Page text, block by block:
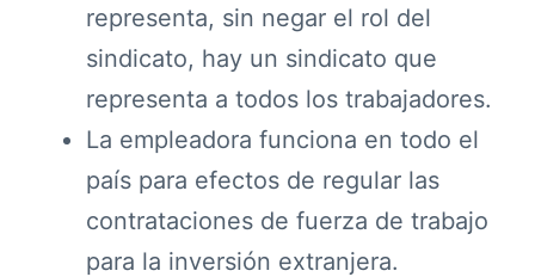
representa, sin negar el rol del
sindicato, hay un sindicato que
representa a todos los trabajadores.
La empleadora funciona en todo el
país para efectos de regular las
contrataciones de fuerza de trabajo
para la inversión extranjera.